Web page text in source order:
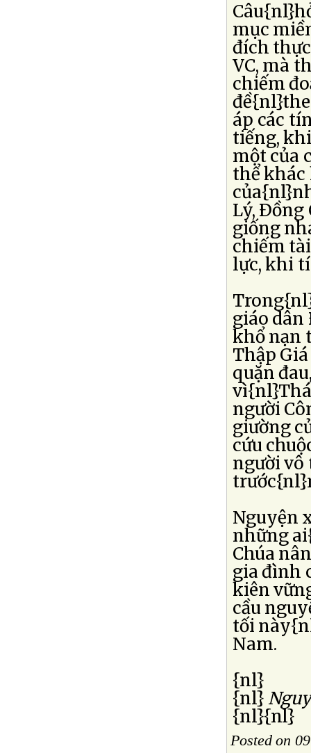
mục
đích
VC, mà
chiếm
áp các
tiếng,
một của
thể khác
Lý, Ðồng
giống
chiếm
lực, khi
giáo dân
khổ nạn
Thập
quặn
người
giường
cứu
người vô
Nguyện
những
Chúa
gia đình
kiên
cầu
tối
Nam.
{nl}
{nl}
{nl}{nl}
Posted on